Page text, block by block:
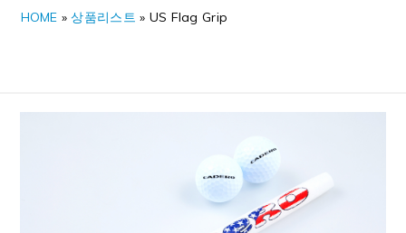
HOME »상품리스트 » US Flag Grip